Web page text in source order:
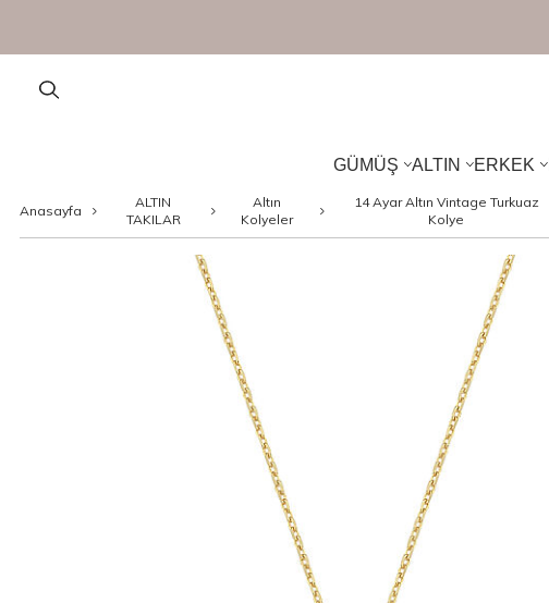
GÜMÜŞ ALTIN ERKEK
Anasayfa
ALTIN
TAKILAR
Altın
Kolyeler
14 Ayar Altın Vintage Turkuaz
Kolye